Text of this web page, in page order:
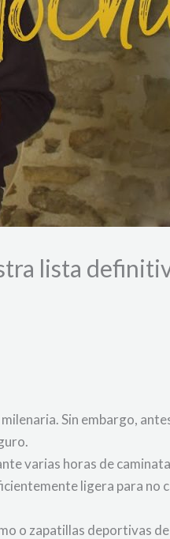
lista
Sin embargo,
varias horas de
ligera para no
o zapatillas deportivas